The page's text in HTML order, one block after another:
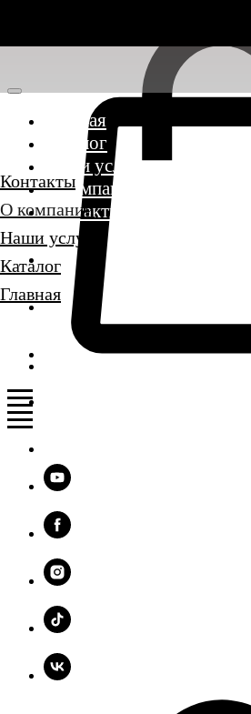
Главная
Каталог
Наши услуги
О компании
Контакты
Контакты
О компании
Наши услуги
Каталог
Главная